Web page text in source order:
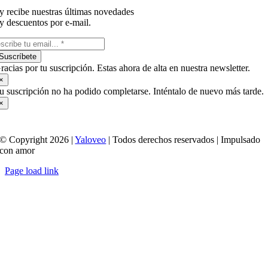
y recibe nuestras últimas novedades
y descuentos por e-mail.
por tu suscripción. Estas ahora de alta en nuestra newsletter.
suscripción no ha podido completarse. Inténtalo de nuevo más tarde.
© Copyright 2026 |Yaloveo | Todos derechos reservados | Impulsado
con amor
Page load link